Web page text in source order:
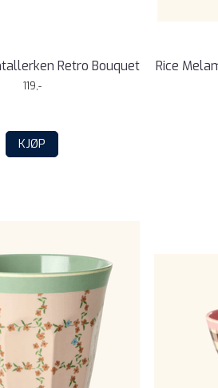
Retro Bouquet
119,-
KJØP
Rice